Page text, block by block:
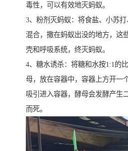
毒性，可以有效地灭蚂蚁。
3、粉剂灭蚂蚁：将食盐、小苏
混合，撒在蚂蚁出没的地方，这
壳和呼吸系统，终灭蚂蚁。
4、糖水诱杀：将糖和水按1:1的
母，放在容器中，容器上方开一
吸引进入容器，酵母会发酵产生
而死。